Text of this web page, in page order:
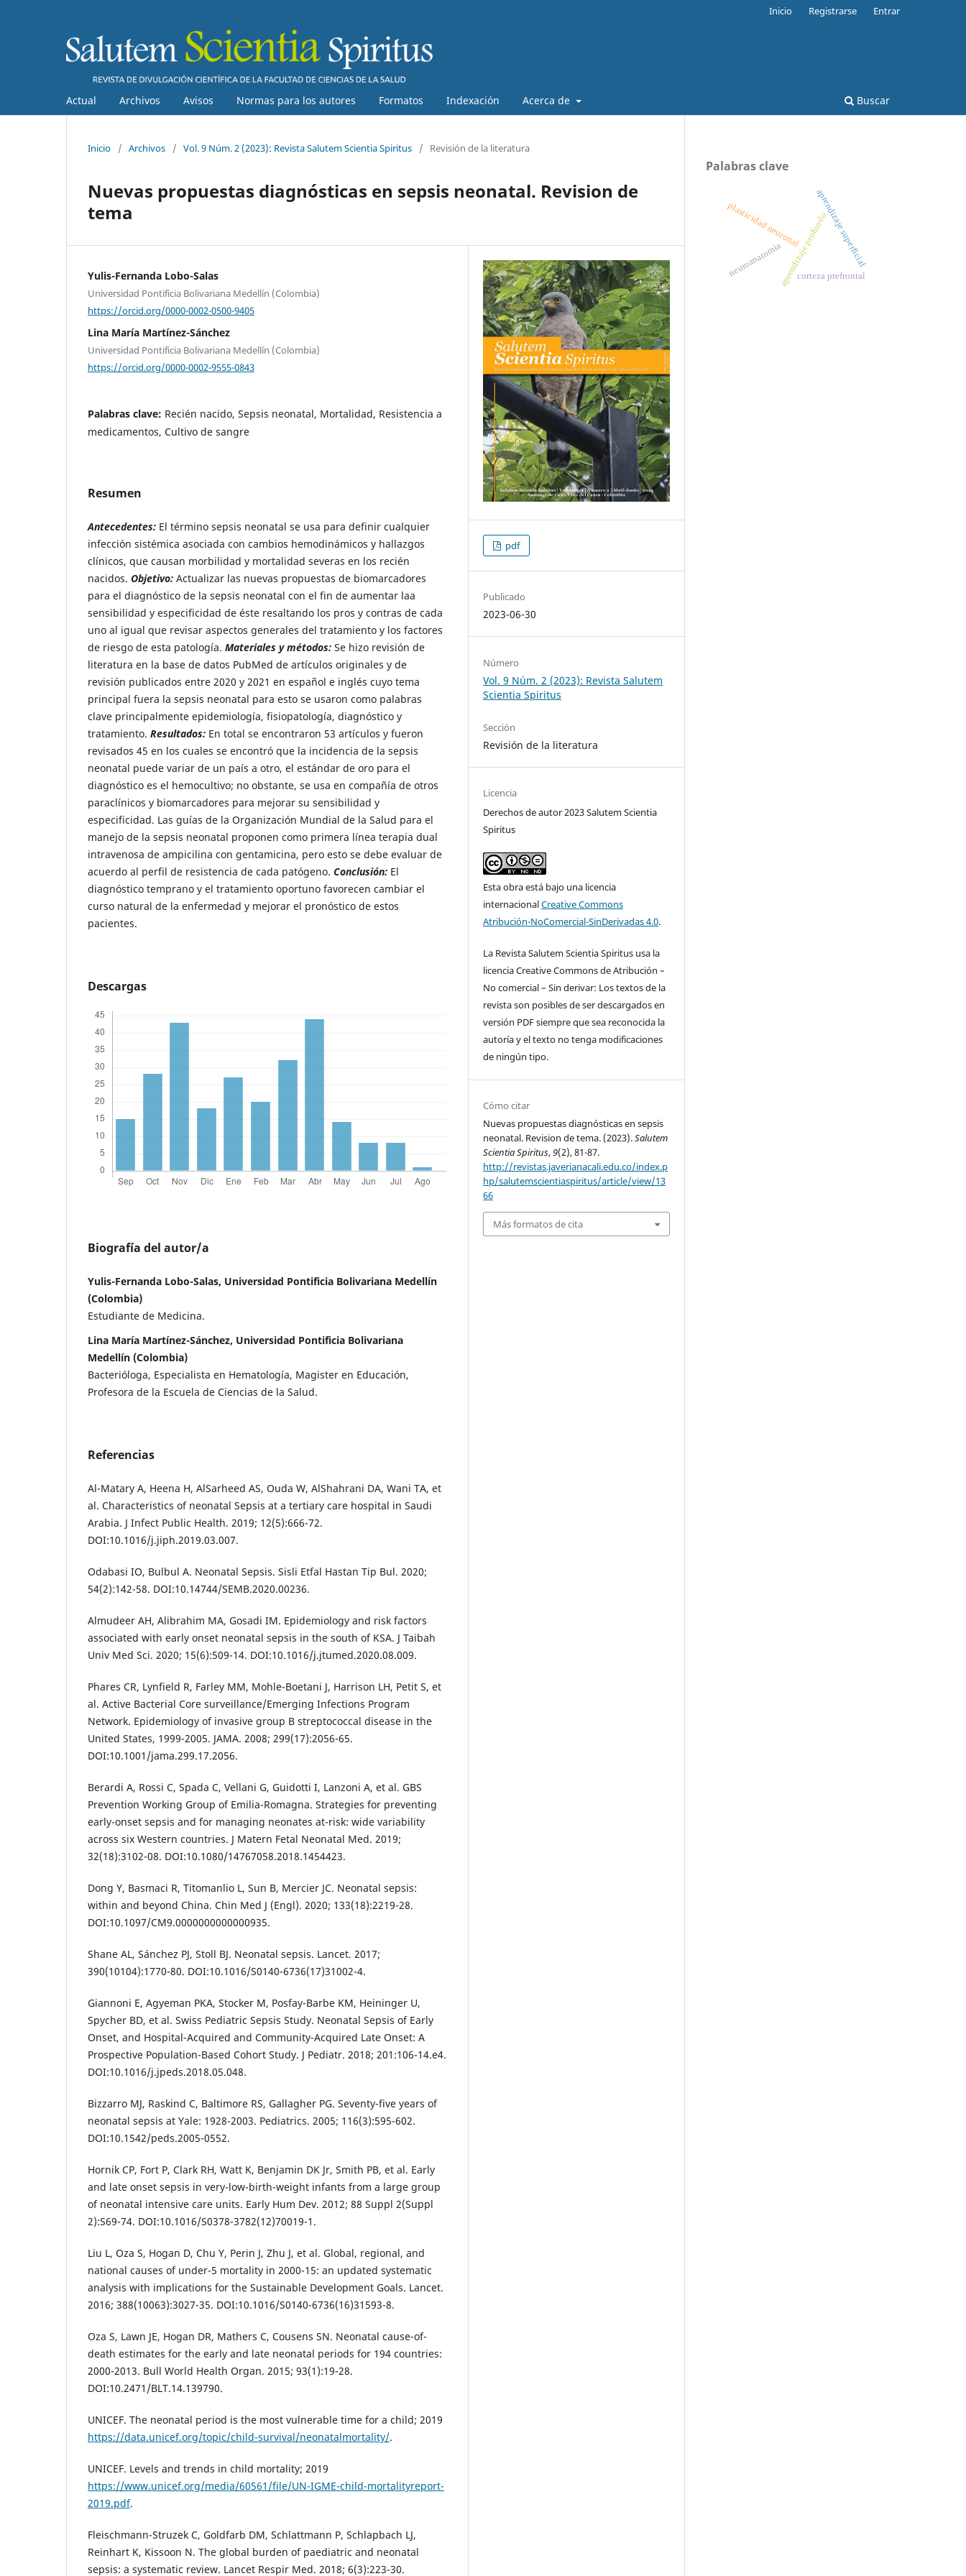
Actual Archivos Avisos Normas para los autores Formatos Indexación Acerca de Buscar
Inicio Registrarse Entrar
Inicio / Archivos / Vol. 9 Núm. 2 (2023): Revista Salutem Scientia Spiritus / Revisión de la literatura
Nuevas propuestas diagnósticas en sepsis neonatal. Revision de
tema
Yulis-Fernanda Lobo-Salas
Universidad Pontificia Bolivariana Medellín (Colombia)
https://orcid.org/0000-0002-0500-9405
Lina María Martínez-Sánchez
Universidad Pontificia Bolivariana Medellín (Colombia)
https://orcid.org/0000-0002-9555-0843
Palabras clave: Recién nacido, Sepsis neonatal, Mortalidad, Resistencia a
medicamentos, Cultivo de sangre
Resumen
Antecedentes: El término sepsis neonatal se usa para definir cualquier
infección sistémica asociada con cambios hemodinámicos y hallazgos
clínicos, que causan morbilidad y mortalidad severas en los recién
nacidos. Objetivo: Actualizar las nuevas propuestas de biomarcadores
para el diagnóstico de la sepsis neonatal con el fin de aumentar laa
sensibilidad y especificidad de éste resaltando los pros y contras de cada
uno al igual que revisar aspectos generales del tratamiento y los factores
de riesgo de esta patología. Materiales y métodos: Se hizo revisión de
literatura en la base de datos PubMed de artículos originales y de
revisión publicados entre 2020 y 2021 en español e inglés cuyo tema
principal fuera la sepsis neonatal para esto se usaron como palabras
clave principalmente epidemiología, fisiopatología, diagnóstico y
tratamiento. Resultados: En total se encontraron 53 artículos y fueron
revisados 45 en los cuales se encontró que la incidencia de la sepsis
neonatal puede variar de un país a otro, el estándar de oro para el
diagnóstico es el hemocultivo; no obstante, se usa en compañía de otros
paraclínicos y biomarcadores para mejorar su sensibilidad y
especificidad. Las guías de la Organización Mundial de la Salud para el
manejo de la sepsis neonatal proponen como primera línea terapia dual
intravenosa de ampicilina con gentamicina, pero esto se debe evaluar de
acuerdo al perfil de resistencia de cada patógeno. Conclusión: El
diagnóstico temprano y el tratamiento oportuno favorecen cambiar el
curso natural de la enfermedad y mejorar el pronóstico de estos
pacientes.
Descargas
Biografía del autor/a
Yulis-Fernanda Lobo-Salas, Universidad Pontificia Bolivariana Medellín
(Colombia)
Estudiante de Medicina.
Lina María Martínez-Sánchez, Universidad Pontificia Bolivariana
Medellín (Colombia)
Bacterióloga, Especialista en Hematología, Magister en Educación,
Profesora de la Escuela de Ciencias de la Salud.
Referencias
Al-Matary A, Heena H, AlSarheed AS, Ouda W, AlShahrani DA, Wani TA, et
al. Characteristics of neonatal Sepsis at a tertiary care hospital in Saudi
Arabia. J Infect Public Health. 2019; 12(5):666-72.
DOI:10.1016/j.jiph.2019.03.007.
Odabasi IO, Bulbul A. Neonatal Sepsis. Sisli Etfal Hastan Tip Bul. 2020;
54(2):142-58. DOI:10.14744/SEMB.2020.00236.
Almudeer AH, Alibrahim MA, Gosadi IM. Epidemiology and risk factors
associated with early onset neonatal sepsis in the south of KSA. J Taibah
Univ Med Sci. 2020; 15(6):509-14. DOI:10.1016/j.jtumed.2020.08.009.
Phares CR, Lynfield R, Farley MM, Mohle-Boetani J, Harrison LH, Petit S, et
al. Active Bacterial Core surveillance/Emerging Infections Program
Network. Epidemiology of invasive group B streptococcal disease in the
United States, 1999-2005. JAMA. 2008; 299(17):2056-65.
DOI:10.1001/jama.299.17.2056.
Berardi A, Rossi C, Spada C, Vellani G, Guidotti I, Lanzoni A, et al. GBS
Prevention Working Group of Emilia-Romagna. Strategies for preventing
early-onset sepsis and for managing neonates at-risk: wide variability
across six Western countries. J Matern Fetal Neonatal Med. 2019;
32(18):3102-08. DOI:10.1080/14767058.2018.1454423.
Dong Y, Basmaci R, Titomanlio L, Sun B, Mercier JC. Neonatal sepsis:
within and beyond China. Chin Med J (Engl). 2020; 133(18):2219-28.
DOI:10.1097/CM9.0000000000000935.
Shane AL, Sánchez PJ, Stoll BJ. Neonatal sepsis. Lancet. 2017;
390(10104):1770-80. DOI:10.1016/S0140-6736(17)31002-4.
Giannoni E, Agyeman PKA, Stocker M, Posfay-Barbe KM, Heininger U,
Spycher BD, et al. Swiss Pediatric Sepsis Study. Neonatal Sepsis of Early
Onset, and Hospital-Acquired and Community-Acquired Late Onset: A
Prospective Population-Based Cohort Study. J Pediatr. 2018; 201:106-14.e4.
DOI:10.1016/j.jpeds.2018.05.048.
Bizzarro MJ, Raskind C, Baltimore RS, Gallagher PG. Seventy-five years of
neonatal sepsis at Yale: 1928-2003. Pediatrics. 2005; 116(3):595-602.
DOI:10.1542/peds.2005-0552.
Hornik CP, Fort P, Clark RH, Watt K, Benjamin DK Jr, Smith PB, et al. Early
and late onset sepsis in very-low-birth-weight infants from a large group
of neonatal intensive care units. Early Hum Dev. 2012; 88 Suppl 2(Suppl
2):S69-74. DOI:10.1016/S0378-3782(12)70019-1.
Liu L, Oza S, Hogan D, Chu Y, Perin J, Zhu J, et al. Global, regional, and
national causes of under-5 mortality in 2000-15: an updated systematic
analysis with implications for the Sustainable Development Goals. Lancet.
2016; 388(10063):3027-35. DOI:10.1016/S0140-6736(16)31593-8.
Oza S, Lawn JE, Hogan DR, Mathers C, Cousens SN. Neonatal cause-of-
death estimates for the early and late neonatal periods for 194 countries:
2000-2013. Bull World Health Organ. 2015; 93(1):19-28.
DOI:10.2471/BLT.14.139790.
UNICEF. The neonatal period is the most vulnerable time for a child; 2019
https://data.unicef.org/topic/child-survival/neonatalmortality/.
UNICEF. Levels and trends in child mortality; 2019
https://www.unicef.org/media/60561/file/UN-IGME-child-mortalityreport-
2019.pdf.
Fleischmann-Struzek C, Goldfarb DM, Schlattmann P, Schlapbach LJ,
Reinhart K, Kissoon N. The global burden of paediatric and neonatal
sepsis: a systematic review. Lancet Respir Med. 2018; 6(3):223-30.
pdf
Publicado
2023-06-30
Número
Vol. 9 Núm. 2 (2023): Revista Salutem
Scientia Spiritus
Sección
Revisión de la literatura
Licencia
Derechos de autor 2023 Salutem Scientia
Spiritus
Esta obra está bajo una licencia
internacionalCreative Commons
Atribución-NoComercial-SinDerivadas 4.0.
La Revista Salutem Scientia Spiritus usa la
licencia Creative Commons de Atribución –
No comercial – Sin derivar: Los textos de la
revista son posibles de ser descargados en
versión PDF siempre que sea reconocida la
autoría y el texto no tenga modificaciones
de ningún tipo.
Cómo citar
Nuevas propuestas diagnósticas en sepsis
neonatal. Revision de tema. (2023).Salutem
Scientia Spiritus,9(2), 81-87.
http://revistas.javerianacali.edu.co/index.p
hp/salutemscientiaspiritus/article/view/13
66
Más formatos de cita
Palabras clave
neuroanatomíaaprendizaje profundoaprendizaje superficial
corteza prefrontal
plasticidad neuronal